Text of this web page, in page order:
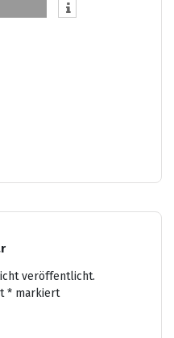
veröffentlicht.
* markiert